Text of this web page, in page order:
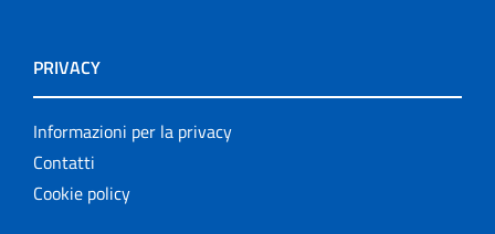
PRIVACY
Informazioni per la privacy
Contatti
Cookie policy